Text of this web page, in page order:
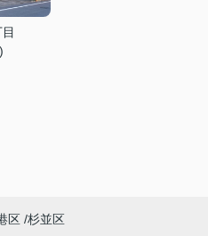
区 杉並区